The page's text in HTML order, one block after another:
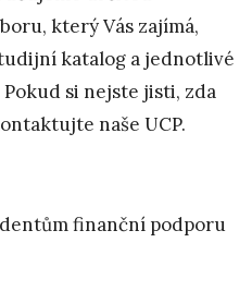
který Vás zajímá,
katalog a jednotlivé
si nejste jisti, zda
naše UCP.
finanční podporu